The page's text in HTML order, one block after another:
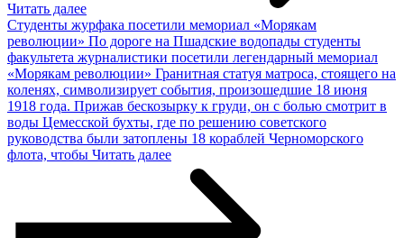
Читать далее
Студенты журфака посетили мемориал «Морякам
революции» По дороге на Пшадские водопады студенты
факультета журналистики посетили легендарный мемориал
«Морякам революции» Гранитная статуя матроса, стоящего на
коленях, символизирует события, произошедшие 18 июня
1918 года. Прижав бескозырку к груди, он с болью смотрит в
воды Цемесской бухты, где по решению советского
руководства были затоплены 18 кораблей Черноморского
флота, чтобы Читать далее